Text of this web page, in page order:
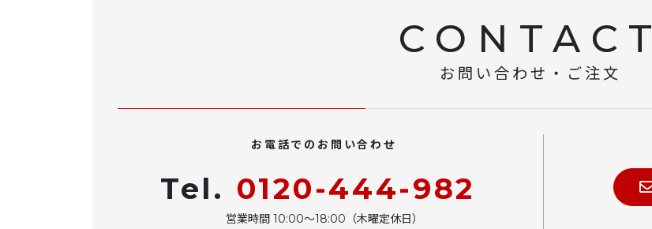
CONTACT
お問い合わせ・ご注文
お電話でのお問い合わせ
Tel. 0120-444-982
営業時間 10:00〜18:00（木曜定休日）